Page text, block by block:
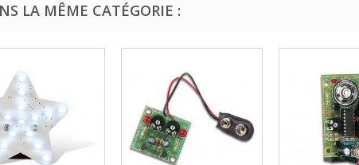
LA MÊME CATÉGORIE :